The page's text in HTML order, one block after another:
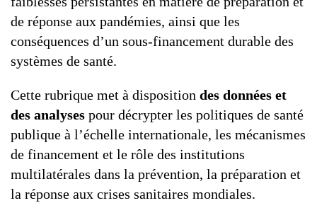
de réponse aux pandémies, ainsi que les
conséquences d’un sous-financement durable des
systèmes de santé.
Cette rubrique met à disposition des données et
des analyses pour décrypter les politiques de santé
publique à l’échelle internationale, les mécanismes
de financement et le rôle des institutions
multilatérales dans la prévention, la préparation et
la réponse aux crises sanitaires mondiales.